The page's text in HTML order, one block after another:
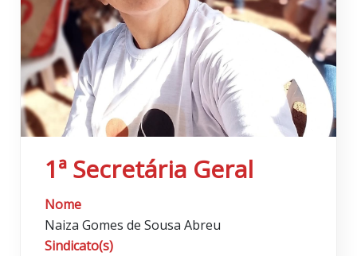
1ª Secretária Geral
Nome
Naiza Gomes de Sousa Abreu
Sindicato(s)